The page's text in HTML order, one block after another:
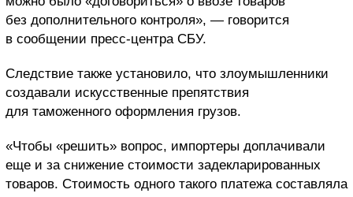
без дополнительного контроля», — говорится
в сообщении пресс-центра СБУ.
Следствие также установило, что злоумышленники
создавали искусственные препятствия
для таможенного оформления грузов.
«Чтобы «решить» вопрос, импортеры доплачивали
еще и за снижение стоимости задекларированных
товаров. Стоимость одного такого платежа составляла